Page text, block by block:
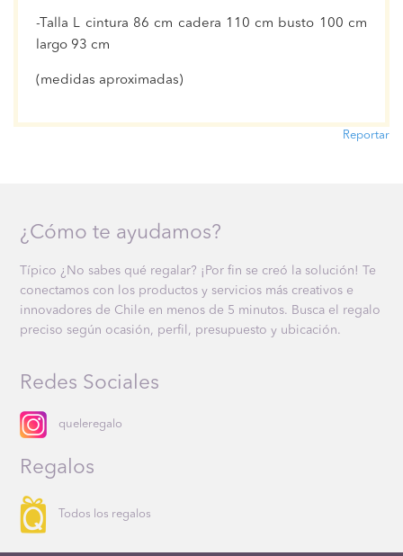
-Talla L cintura 86 cm cadera 110 cm busto 100 cm
largo 93 cm
(medidas aproximadas)
Reportar
¿Cómo te ayudamos?
Típico ¿No sabes qué regalar? ¡Por fin se creó la solución! Te
conectamos con los productos y servicios más creativos e
innovadores de Chile en menos de 5 minutos. Busca el regalo
preciso según ocasión, perfil, presupuesto y ubicación.
Redes Sociales
queleregalo
Regalos
Todos los regalos